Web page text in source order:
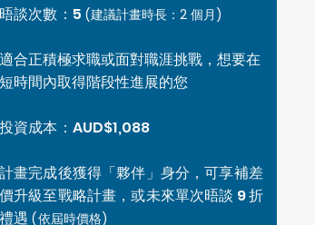
晤談次數 ：5 (建議計畫時長：2 個月)
適合正積極求職或面對職涯挑戰，想要在
短時間內取得階段性進展的您
投資成本：AUD$1,088
計畫完成後獲得「夥伴」身分，可享補差
價升級至戰略計畫，或未來單次晤談 9 折
禮遇 (依屆時價格)